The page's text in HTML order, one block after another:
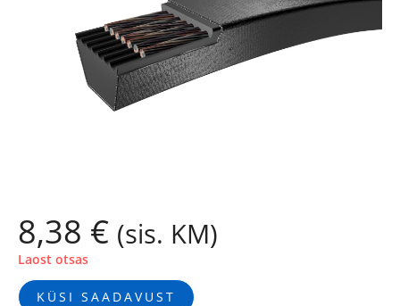
8,38 € (sis. KM)
Laost otsas
KÜSI SAADAVUST